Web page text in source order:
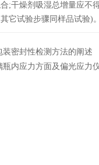
;干燥剂吸湿总增量应不
它试验步骤同样品试验)。
装密封性检测方法的阐述
瓶内应力方面及偏光应力